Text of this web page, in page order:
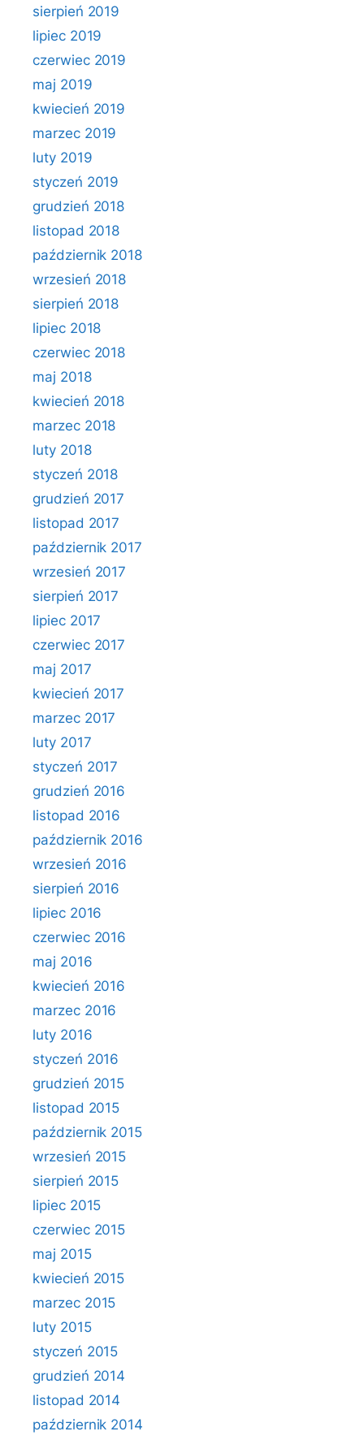
sierpień 2019
lipiec 2019
czerwiec 2019
maj 2019
kwiecień 2019
marzec 2019
luty 2019
styczeń 2019
grudzień 2018
listopad 2018
październik 2018
wrzesień 2018
sierpień 2018
lipiec 2018
czerwiec 2018
maj 2018
kwiecień 2018
marzec 2018
luty 2018
styczeń 2018
grudzień 2017
listopad 2017
październik 2017
wrzesień 2017
sierpień 2017
lipiec 2017
czerwiec 2017
maj 2017
kwiecień 2017
marzec 2017
luty 2017
styczeń 2017
grudzień 2016
listopad 2016
październik 2016
wrzesień 2016
sierpień 2016
lipiec 2016
czerwiec 2016
maj 2016
kwiecień 2016
marzec 2016
luty 2016
styczeń 2016
grudzień 2015
listopad 2015
październik 2015
wrzesień 2015
sierpień 2015
lipiec 2015
czerwiec 2015
maj 2015
kwiecień 2015
marzec 2015
luty 2015
styczeń 2015
grudzień 2014
listopad 2014
październik 2014